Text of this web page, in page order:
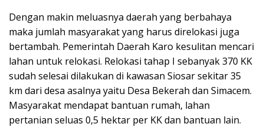
Dengan makin meluasnya daerah yang berbahaya
maka jumlah masyarakat yang harus direlokasi juga
bertambah. Pemerintah Daerah Karo kesulitan mencari
lahan untuk relokasi. Relokasi tahap I sebanyak 370 KK
sudah selesai dilakukan di kawasan Siosar sekitar 35
km dari desa asalnya yaitu Desa Bekerah dan Simacem.
Masyarakat mendapat bantuan rumah, lahan
pertanian seluas 0,5 hektar per KK dan bantuan lain.